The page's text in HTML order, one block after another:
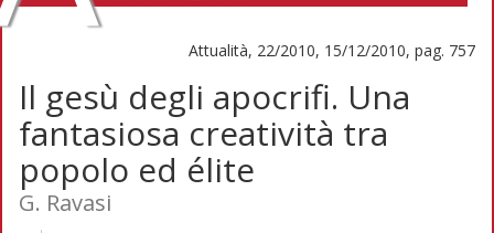
Attualità, 22/2010, 15/12/2010, pag. 757
Il gesù degli apocrifi. Una
fantasiosa creatività tra
popolo ed élite
G. Ravasi